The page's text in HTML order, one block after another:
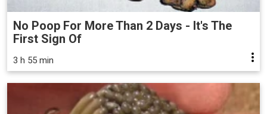
No Poop For More Than 2 Days - It's The
First Sign Of
3 h 55 min